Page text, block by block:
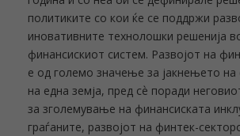
политиките со кои ќе се поддржи
иновативните технолошки решенија
финансискиот систем. Развојот на
е од големо значење за јакнењето на
на една земја, пред сѐ поради
за зголемување на финансиската
граѓаните, развојот на финтек-